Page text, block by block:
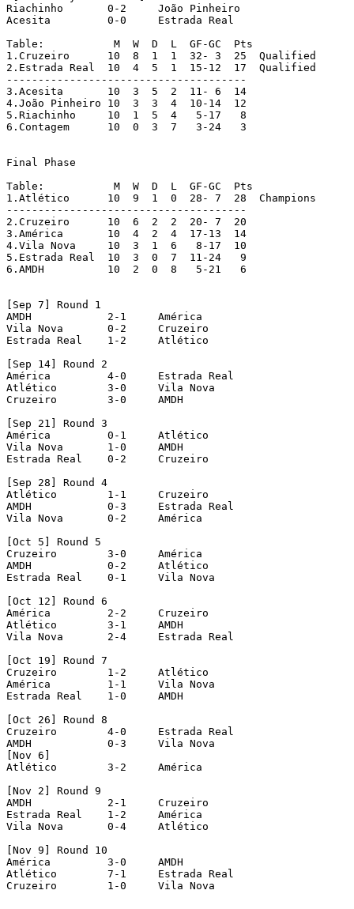
Riachinho   	0-2	João Pinheiro
Acesita   	0-0	Estrada Real
Table:		 M  W  D  L  GF-GC  Pts
1.Cruzeiro	10  8  1  1  32- 3  25  Qualified
2.Estrada Real	10  4  5  1  15-12  17	Qualified
--------------------------------------
3.Acesita	10  3  5  2  11- 6  14
4.João Pinheiro	10  3  3  4  10-14  12
5.Riachinho	10  1  5  4   5-17   8
6.Contagem	10  0  3  7   3-24   3
Final Phase
Table:		 M  W  D  L  GF-GC  Pts
1.Atlético	10  9  1  0  28- 7  28	Champions
--------------------------------------
2.Cruzeiro	10  6  2  2  20- 7  20
3.América	10  4  2  4  17-13  14
4.Vila Nova	10  3  1  6   8-17  10
5.Estrada Real	10  3  0  7  11-24   9
6.AMDH		10  2  0  8   5-21   6
[Sep 7] Round 1
AMDH   		2-1	América
Vila Nova   	0-2	Cruzeiro
Estrada Real   	1-2	Atlético
[Sep 14] Round 2
América   	4-0	Estrada Real
Atlético   	3-0	Vila Nova
Cruzeiro   	3-0	AMDH
[Sep 21] Round 3
América   	0-1	Atlético
Vila Nova   	1-0	AMDH
Estrada Real   	0-2	Cruzeiro
[Sep 28] Round 4
Atlético   	1-1	Cruzeiro
AMDH   		0-3	Estrada Real
Vila Nova   	0-2	América
[Oct 5] Round 5
Cruzeiro   	3-0	América
AMDH   		0-2	Atlético
Estrada Real   	0-1	Vila Nova
[Oct 12] Round 6
América   	2-2	Cruzeiro
Atlético   	3-1	AMDH
Vila Nova   	2-4	Estrada Real
[Oct 19] Round 7
Cruzeiro   	1-2	Atlético
América   	1-1	Vila Nova
Estrada Real   	1-0	AMDH
[Oct 26] Round 8
Cruzeiro   	4-0	Estrada Real
AMDH   		0-3	Vila Nova
[Nov 6]
Atlético   	3-2	América
[Nov 2] Round 9
AMDH   		2-1	Cruzeiro
Estrada Real   	1-2	América
Vila Nova   	0-4	Atlético
[Nov 9] Round 10
América   	3-0	AMDH
Atlético   	7-1	Estrada Real
Cruzeiro   	1-0	Vila Nova